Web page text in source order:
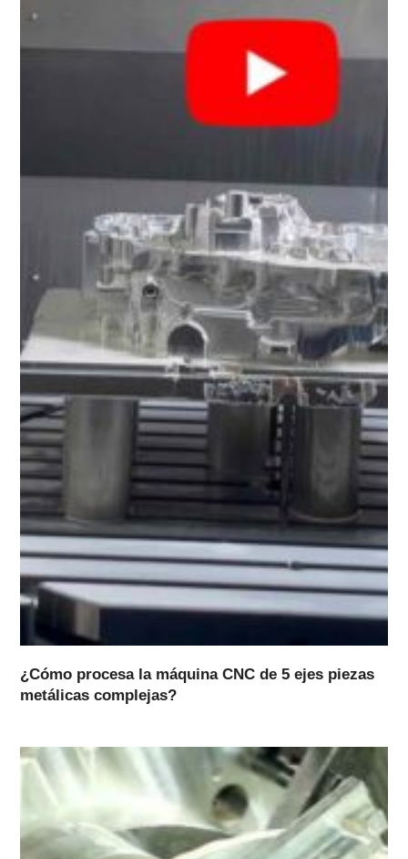
¿Cómo procesa la máquina CNC de 5 ejes piezas
metálicas complejas?